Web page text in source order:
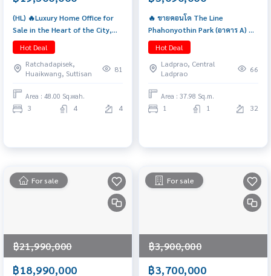
(HL) 🔥Luxury Home Office for
Sale in the Heart of the City,
Prime Location🔥 B Square
Rama 9-Mengjai (3 Bedrooms, 4
Bathrooms, 48 ​​sq.wa, 400
sq.m.) Only 19.5 MB!! Tel.
0922635410 Earth
Hot Deal
Ratchadapisek,
Huaikwang, Suttisan
81
Area : 48.00 Sq.wah.
3 4 4
🔥 ขายคอนโด The Line
Phahonyothin Park (อาคาร A) 🔥
ทำเลใจกลางพหลโยธิน–ลาดพร้าว
ใกล้ BTS + ห้างใหญ่ครบ เดินทาง
สะดวก เหมาะทั้งอยู่อาศัยเอง และ
ลงทุนปล่อยเช่า Yield ดีมาก!
Hot Deal
Ladprao, Central
Ladprao
66
Area : 37.98 Sq.m.
1 1 32
For sale
฿21,990,000
฿18,990,000
For sale
฿3,900,000
฿3,700,000